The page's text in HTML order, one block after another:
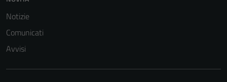
Notizie
Comunicati
Avvisi